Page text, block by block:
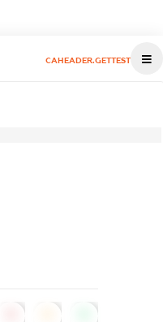
CAHEADER.GETTEST